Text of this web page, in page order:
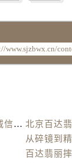
北京百达翡丽官方售后服务中心｜最新电话及地址权威信息公示（2026年6月最新）
从碎镜到
百达翡丽